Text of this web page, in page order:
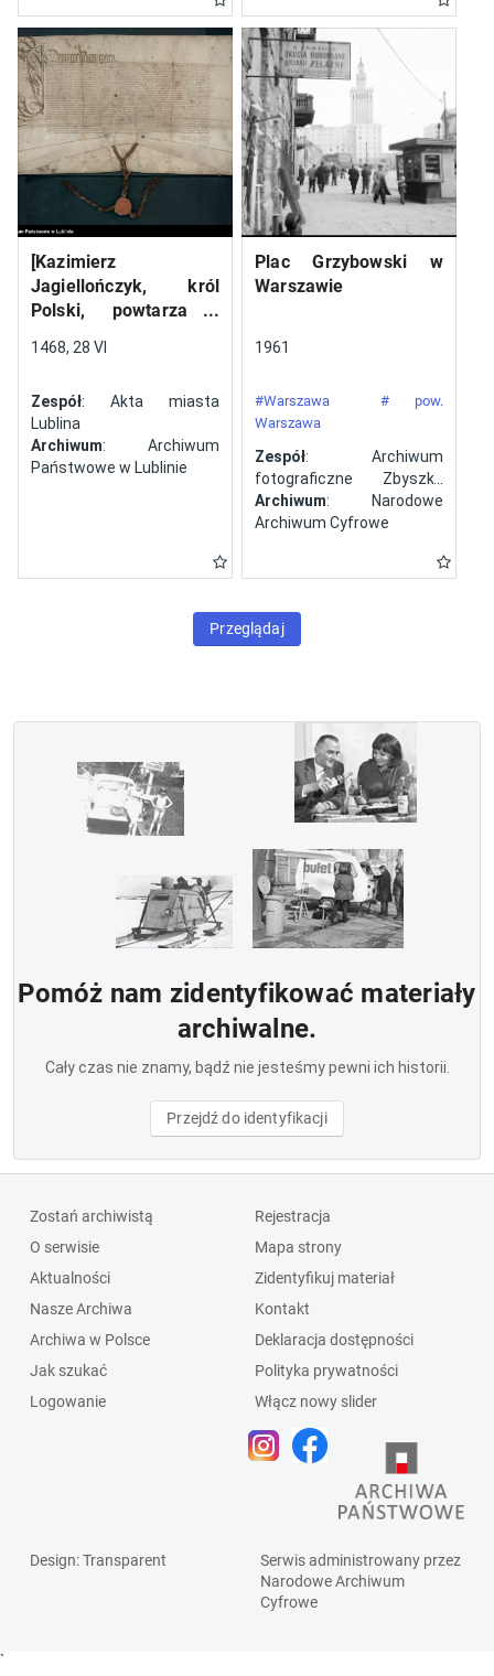
[Kazimierz
Jagiellończyk, król
Polski, powtarza i
wystawiony w Lublinie,
Jana ze Szczekocin,
starostę
1468, 28 VI
Zespół: Akta miasta
Lublina
Archiwum: Archiwum
Państwowe w Lublinie
Plac Grzybowski w
Warszawie
1961
#Warszawa
# pow.
Warszawa
Zespół: Archiwum
fotograficzne Zbyszka
Siemaszki
Archiwum: Narodowe
Archiwum Cyfrowe
Przeglądaj
Pomóż nam zidentyfikować materiały
archiwalne.
Cały czas nie znamy, bądź nie jesteśmy pewni ich historii.
Przejdź do identyfikacji
Zostań archiwistą
O serwisie
Aktualności
Nasze Archiwa
Archiwa w Polsce
Jak szukać
Logowanie
Rejestracja
Mapa strony
Zidentyfikuj materiał
Kontakt
Deklaracja dostępności
Polityka prywatności
Włącz nowy slider
Design: Transparent
Serwis administrowany przez
Narodowe Archiwum
Cyfrowe
`